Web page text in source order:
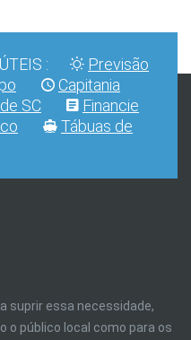
:
Previsão
Capitania
SC
Financie
Tábuas de
suprir essa necessidade,
o público local como para os